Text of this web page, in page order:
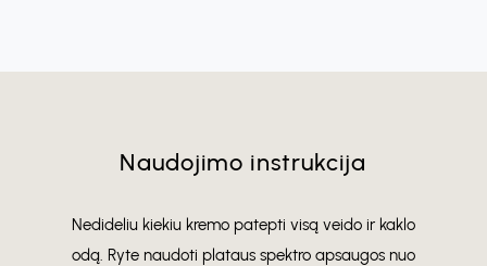
Naudojimo instrukcija
Nedideliu kiekiu kremo patepti visą veido ir kaklo
odą. Ryte naudoti plataus spektro apsaugos nuo